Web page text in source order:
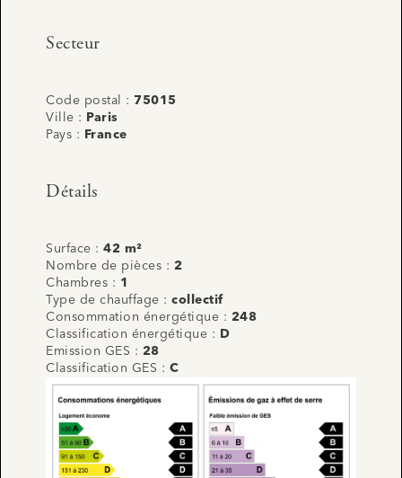
Secteur
Code postal : 75015
Ville :
Paris
Pays :
France
Détails
Surface : 42 m²
Nombre de pièces : 2
Chambres : 1
Type de chauffage : collectif
Consommation énergétique : 248
Classification énergétique :
D
Emission GES : 28
Classification GES : C